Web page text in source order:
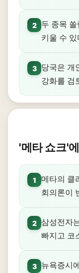
2
두 종목
키울 수
3
당국은 개
강화를 검
'메타 쇼크'
1
메타의 클
회의론이
2 삼성전자
빠지고 코
3
뉴욕증시